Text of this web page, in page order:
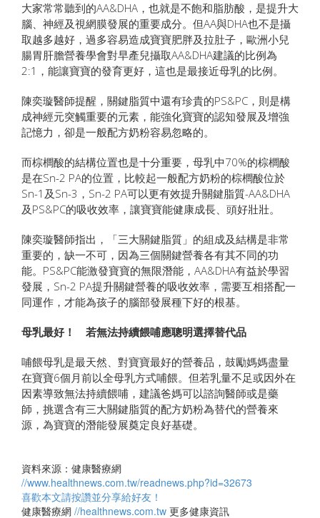
大家常常聽到的AA&DHA，也就是不飽和脂肪酸，是提升大
腦、神經及視網膜發展的重要成分。但AA與DHA也不是攝
取越多越好，過多容易造成寶寶肥胖及拉肚子，歐洲小兒
腸胃肝膽營養學會對早產兒攝取AA&DHA建議的比例為
2:1，能讓寶寶的發育更好，這也是最接近母乳的比例。
陳奕璇醫師提醒，關鍵脂質中還有珍貴的PS&PC，則是構
成神經元突觸重要的元素，能強化寶寶的認知發展及增強
記憶力，卻是一般配方奶粉容易忽略的。
而棕櫚酸的結構位置也是十分重要，母乳中70%的棕櫚酸
是在Sn-2 PA的位置，比較起一般配方奶粉的棕櫚酸位於
Sn-1及Sn-3，Sn-2 PA可以更有效提升關鍵脂質-AA&DHA
及PS&PC的吸收效率，讓寶寶能健康成長、頭好壯壯。
陳奕璇醫師指出，「三大關鍵脂質」的組成及結構是非常
重要的，缺一不可，因為三個關鍵營養各有其不同的功
能。PS&PC能激發寶寶的無限潛能，AA&DHA有益於學習
發展，Sn-2 PA提升關鍵營養的吸收效率，需要互相搭配一
同運作，才能為孩子的腦部發展種下好的根基。
母乳最好！ 若無法持續餵哺應聰明選擇替代品
哺餵母乳是最天然、對寶寶最好的營養品，鼓勵媽媽盡量
在寶寶6個月前以全母乳方式哺餵。但若乳量不足或因外在
因素導致無法持續餵哺，建議爸媽可以諮詢醫師或是藥
師，挑選含有三大關鍵脂質的配方奶粉為替代的營養來
源，為寶寶的潛能發展奠定良好基礎。
資料來源：健康醫療網
//www.healthnews.com.tw/readnews.php?id=32673
喜歡本文請按讚並分享給好友！
健康醫療網 //healthnews.com.tw 更多健康資訊